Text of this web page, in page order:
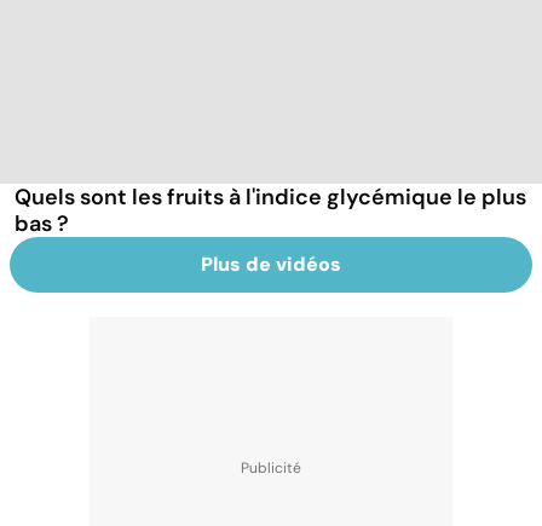
Quels sont les fruits à l'indice glycémique le plus
bas ?
Plus de vidéos